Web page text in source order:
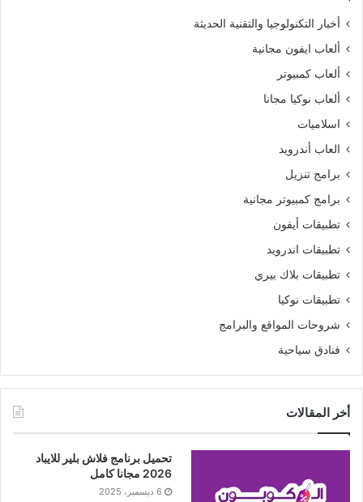
أخبار التكنولوجيا والتقنية الحديثة
ألعاب ايفون مجانية
ألعاب كمبيوتر
ألعاب نوكيا مجانا
اسلاميات
العاب أندرويد
برامج تنزيل
برامج كمبيوتر مجانية
تطبيقات أيفون
تطبيقات اندرويد
تطبيقات بلاك بيري
تطبيقات نوكيا
شروحات المواقع والبرامج
فنادق سياحية
أخر المقالات
تحميل برنامج فلاش بلير للايباد
2026 مجانا كامل
6 ديسمبر، 2025